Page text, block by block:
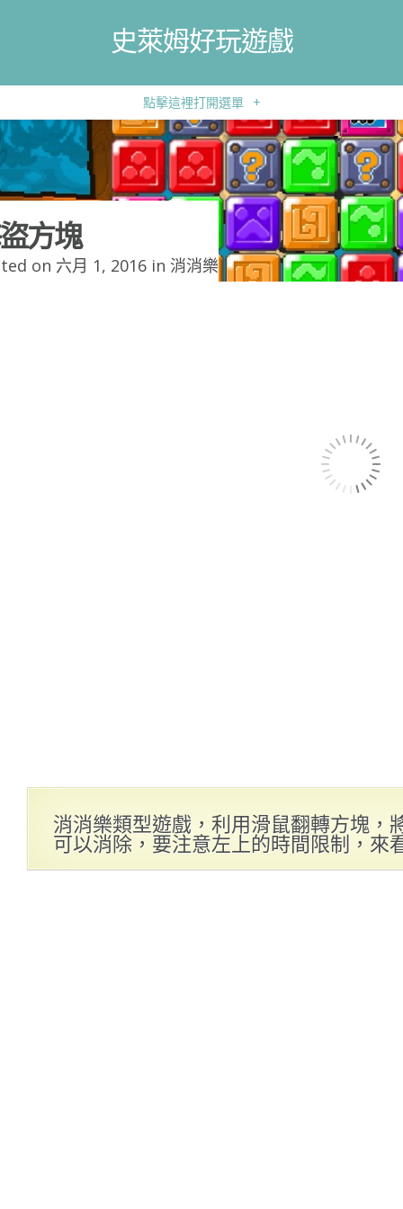
史萊姆好玩遊戲
點擊這裡打開選單 +
方塊
on 六月 1, 2016 in 消消樂
消消樂類型遊戲，利用滑鼠翻轉方塊，
可以消除，要注意左上的時間限制，來